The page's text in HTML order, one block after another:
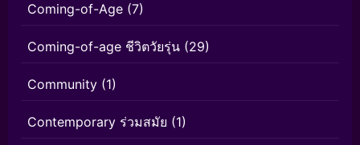
Coming-of-Age (7)
Coming-of-age ชีวิตวัยรุ่น (29)
Community (1)
Contemporary ร่วมสมัย (1)